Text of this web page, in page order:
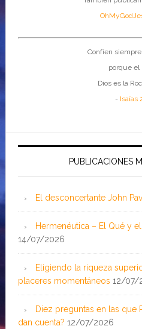
Confíen siempre
porque el
Dios es la
- Isaías
PUBLICACIONES
El desconcertante John
Hermenéutica – El Qué y
14/07/2026
Eligiendo la riqueza
placeres momentáneos 12/07/
Diez preguntas en las que
dan cuenta? 12/07/2026